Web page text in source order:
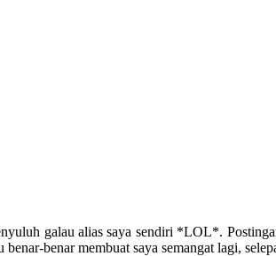
galau alias saya sendiri *LOL*.
benar membuat saya semangat lagi,